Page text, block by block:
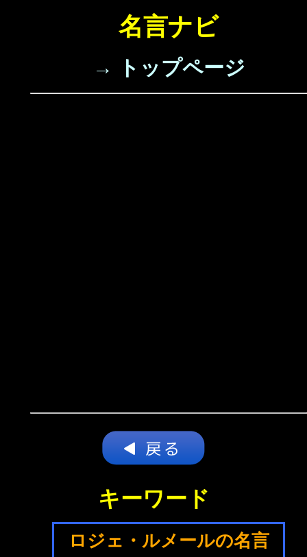
名言ナビ
→ トップページ
キーワード
ロジェ・ルメールの名言